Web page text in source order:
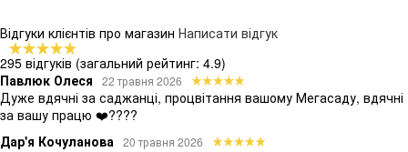
Відгуки клієнтів про магазин Написати відгук
295 відгуків (загальний рейтинг: 4.9)
Павлюк Олеся
22 травня 2026
Дуже вдячні за саджанці, процвітання вашому Мегасаду, вдячні
за вашу працю ❤️????
Дар'я Кочуланова 20 травня 2026